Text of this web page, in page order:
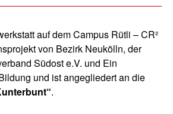
auf dem Campus Rütli – CR²
von Bezirk Neukölln, der
Südost e.V. und Ein
und ist angegliedert an die
.